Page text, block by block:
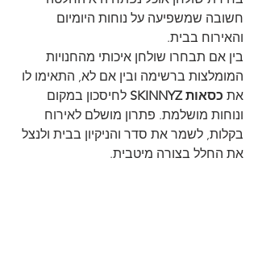
חשובה שמשפיעה על נוחות היומיום
והאירוח בבית.
בין אם תבחרו שולחן איכותי מהחנויות
המומלצות ברשימה ובין אם לא, התאימו לו
את כסאות SKINNYZ
לחיסכון במקום
ונוחות מושלמת. פתרון מושלם לאירוח
בקלות, לשמר את סדר והניקיון בבית ולנצל
את החלל בצורה מיטבית.